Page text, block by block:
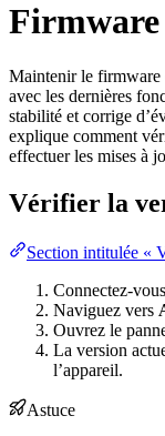
Maintenir le firmware
avec les dernières
stabilité et corrige
explique comment
effectuer les mises à
Vérifier la
Section intitulée «
Connectez-
Naviguez vers
Ouvrez le
La version
l’appareil.
Astuce